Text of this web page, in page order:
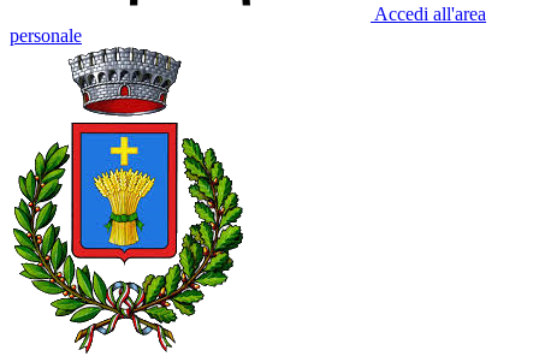
Accedi all'area
personale